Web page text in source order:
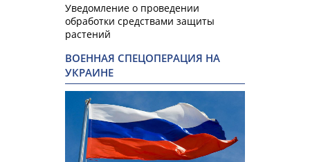
Уведомление о проведении
обработки средствами защиты
растений
ВОЕННАЯ СПЕЦОПЕРАЦИЯ НА
УКРАИНЕ